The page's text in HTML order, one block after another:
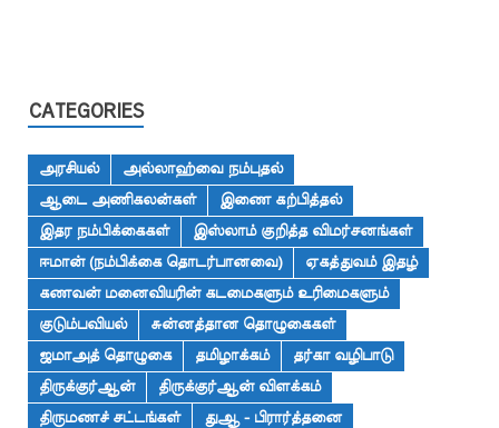
CATEGORIES
அரசியல்
அல்லாஹ்வை நம்புதல்
ஆடை அணிகலன்கள்
இணை கற்பித்தல்
இதர நம்பிக்கைகள்
இஸ்லாம் குறித்த விமர்சனங்கள்
ஈமான் (நம்பிக்கை தொடர்பானவை)
ஏகத்துவம் இதழ்
கணவன் மனைவியரின் கடமைகளும் உரிமைகளும்
குடும்பவியல்
சுன்னத்தான தொழுகைகள்
ஜமாஅத் தொழுகை
தமிழாக்கம்
தர்கா வழிபாடு
திருக்குர்ஆன்
திருக்குர்ஆன் விளக்கம்
திருமணச் சட்டங்கள்
துஆ - பிரார்த்தனை